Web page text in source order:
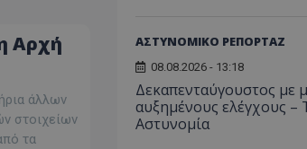
Αρχή
άλλων
στοιχείων
τα
ΑΣΤΥΝΟΜΙΚΟ ΡΕΠΟΡΤΑΖ
08.08.2026 - 13:18
Δεκαπενταύγουστος με
αυξημένους ελέγχους –
Αστυνομία